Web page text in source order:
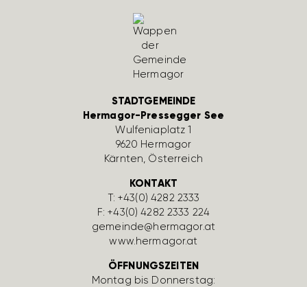
STADTGEMEINDE
Hermagor-Pressegger See
Wulfe­nia­platz 1
9620 Hermagor
Kärnten, Öster­reich
KONTAKT
T:+43(0) 4282 2333
F: +43(0) 4282 2333 224
gemeinde@hermagor.at
www.hermagor.at
ÖFFNUNGSZEITEN
Montag bis Donnerstag: